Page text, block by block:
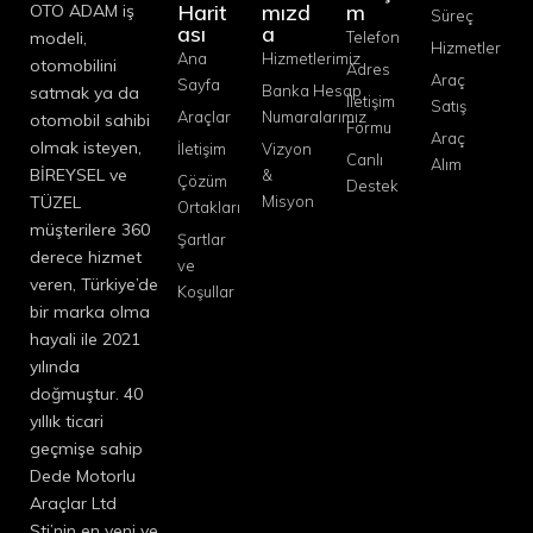
OTO ADAM iş
modeli,
otomobilini
satmak ya da
otomobil sahibi
olmak isteyen,
BİREYSEL ve
TÜZEL
müşterilere 360
derece hizmet
veren, Türkiye’de
bir marka olma
hayali ile 2021
yılında
doğmuştur. 40
yıllık ticari
geçmişe sahip
Dede Motorlu
Araçlar Ltd
Harit
ası
Ana
Sayfa
Araçlar
İletişim
Çözüm
Ortakları
Şartlar
ve
Koşullar
mızd
a
Hizmetlerimiz
Banka Hesap
Numaralarımız
Vizyon
&
Misyon
m
Telefon
Adres
İletişim
Formu
Canlı
Destek
Süreç
Hizmetler
Araç
Satış
Araç
Alım